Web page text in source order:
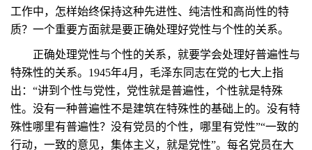
工作中，怎样始终保持这种先进性、纯洁性和高尚性的特
质？一个重要方面就是要正确处理好党性与个性的关系。
正确处理党性与个性的关系，就要学会处理好普遍性与
特殊性的关系。1945年4月，毛泽东同志在党的七大上指
出：“讲到个性与党性，党性就是普遍性，个性就是特殊
性。没有一种普遍性不是建筑在特殊性的基础上的。没有特
殊性哪里有普遍性？没有党员的个性，哪里有党性”“一致的
行动，一致的意见，集体主义，就是党性”。每名党员在大